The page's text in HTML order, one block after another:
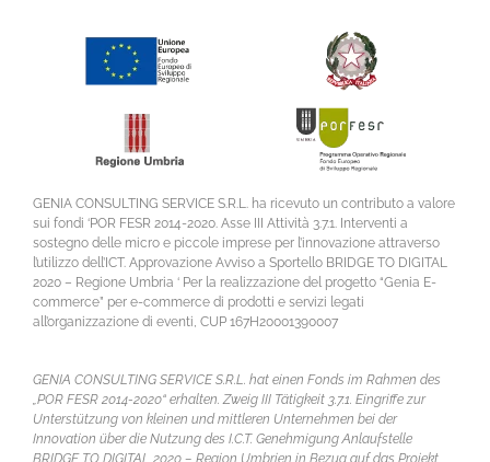
GENIA CONSULTING SERVICE S.R.L. ha ricevuto un contributo a valore
sui fondi ‘POR FESR 2014-2020. Asse III Attività 3.7.1. Interventi a
sostegno delle micro e piccole imprese per l’innovazione attraverso
l’utilizzo dell’ICT. Approvazione Avviso a Sportello BRIDGE TO DIGITAL
2020 – Regione Umbria ‘ Per la realizzazione del progetto “Genia E-
commerce” per e-commerce di prodotti e servizi legati
all’organizzazione di eventi, CUP 167H20001390007
GENIA CONSULTING SERVICE S.R.L. hat einen Fonds im Rahmen des
„POR FESR 2014-2020“ erhalten. Zweig III Tätigkeit 3.7.1. Eingriffe zur
Unterstützung von kleinen und mittleren Unternehmen bei der
Innovation über die Nutzung des I.C.T. Genehmigung Anlaufstelle
BRIDGE TO DIGITAL 2020 – Region Umbrien in Bezug auf das Projekt